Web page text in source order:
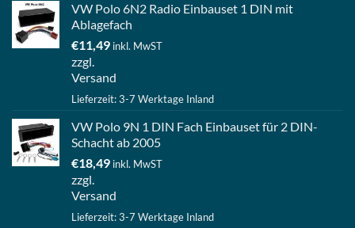
VW Polo 6N2 Radio Einbauset 1 DIN mit
Ablagefach
€11,49 inkl. MwST
zzgl.
Versand
Lieferzeit: 3-7 Werktage Inland
VW Polo 9N 1 DIN Fach Einbauset für 2 DIN-
Schacht ab 2005
€18,49 inkl. MwST
zzgl.
Versand
Lieferzeit: 3-7 Werktage Inland